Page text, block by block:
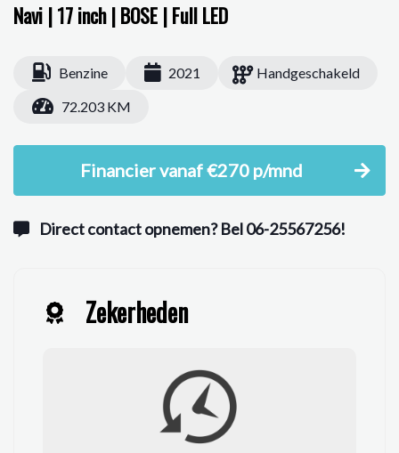
Navi | 17 inch | BOSE | Full LED
Benzine 2021
Handgeschakeld
72.203 KM
Financier vanaf €270 p/mnd
Direct contact opnemen? Bel 06-25567256!
Zekerheden